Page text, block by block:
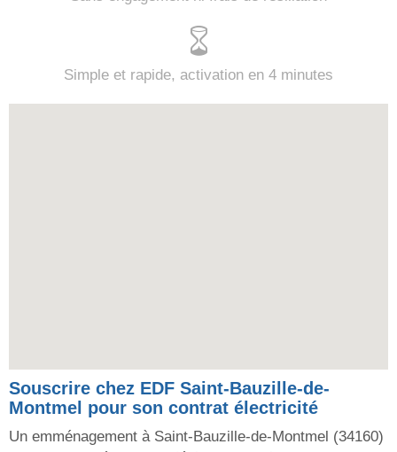
Simple et rapide, activation en 4 minutes
Souscrire chez EDF Saint-Bauzille-de-
Montmel pour son contrat électricité
Un emménagement à Saint-Bauzille-de-Montmel (34160)